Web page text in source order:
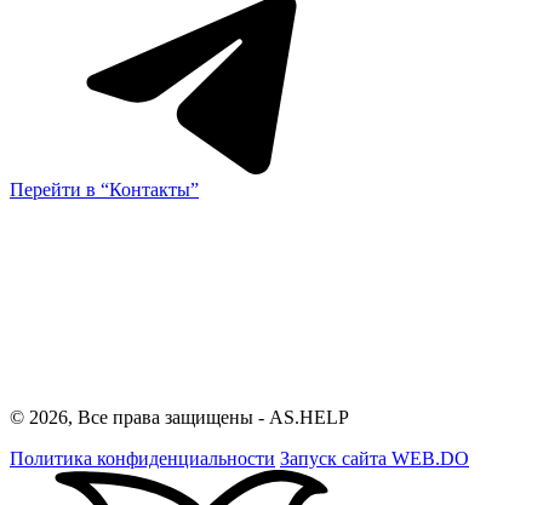
Перейти в “Контакты”
© 2026, Все права защищены - AS.HELP
Политика конфиденциальности Запуск сайта WEB.DO